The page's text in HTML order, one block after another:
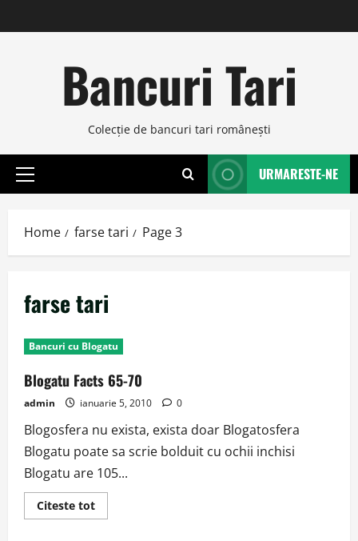
to
Bancuri Tari
Colecţie de bancuri tari româneşti
Primary
URMARESTE-NE
Home farse tari Page 3
farse tari
Bancuri cu Blogatu
Blogatu Facts 65-70
admin ianuarie 5, 2010 0
Blogosfera nu exista, exista doar Blogatosfera
Blogatu poate sa scrie bolduit cu ochii inchisi
Blogatu are 105...
Citeste totRead
more